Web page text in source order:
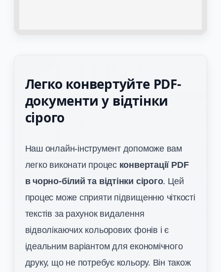
Легко конвертуйте PDF-
документи у відтінки
сірого
Наш онлайн-інструмент допоможе вам
легко виконати процес конвертації PDF
в чорно-білий та відтінки сірого. Цей
процес може сприяти підвищенню чіткості
текстів за рахунок видалення
відволікаючих кольорових фонів і є
ідеальним варіантом для економічного
друку, що не потребує кольору. Він також